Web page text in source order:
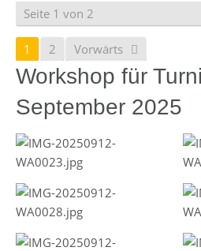
Seite 1 von 2
1 2 Vorwärts
Workshop für
September 2025